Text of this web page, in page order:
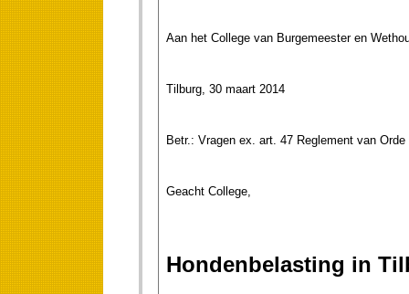
Aan het College van Burgemeester en
Tilburg, 30 maart 2014
Betr.: Vragen ex. art. 47 Reglement van Orde
Geacht College,
Hondenbelasting in